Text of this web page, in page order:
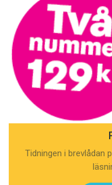
Tidningen i brevlådan